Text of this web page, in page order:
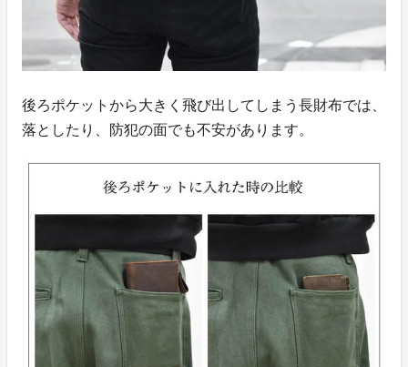
後ろポケットから大きく飛び出してしまう長財布では、
落としたり、防犯の面でも不安があります。